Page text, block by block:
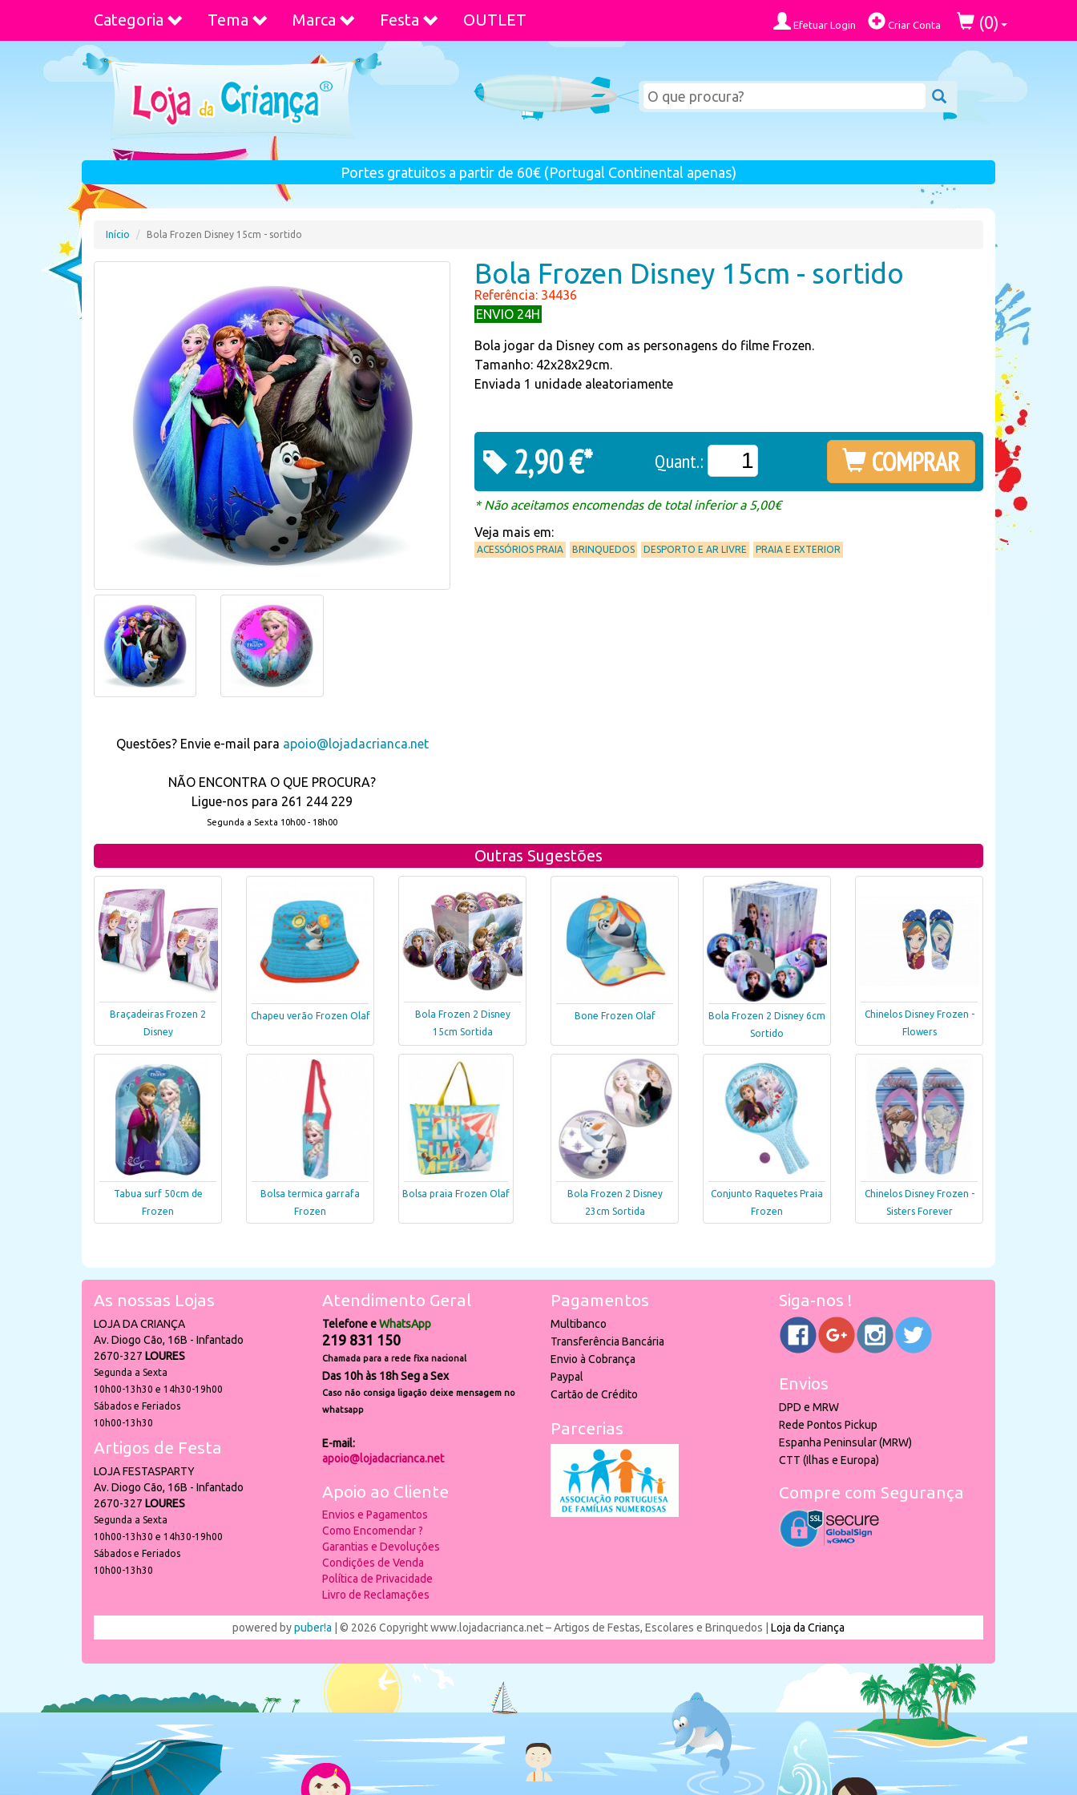
Categoria Tema Marca Festa OUTLET Efetuar Login Criar Conta (0)
Portes gratuitos a partir de 60€ (Portugal Continental apenas)
Início Bola Frozen Disney 15cm - sortido
Questões? Envie e-mail para apoio@lojadacrianca.net
NÃO ENCONTRA O QUE PROCURA?
Ligue-nos para 261 244 229
Segunda a Sexta 10h00 - 18h00
Bola Frozen Disney 15cm - sortido
Referência: 34436
ENVIO 24H
Bola jogar da Disney com as personagens do filme Frozen.
Tamanho: 42x28x29cm.
Enviada 1 unidade aleatoriamente
2,90 €* Quant.: COMPRAR
* Não aceitamos encomendas de total inferior a 5,00€
Veja mais em:
ACESSÓRIOS PRAIA BRINQUEDOS DESPORTO E AR LIVRE PRAIA E EXTERIOR
Outras Sugestões
Braçadeiras Frozen 2
Disney
Chapeu verão Frozen Olaf
Bola Frozen 2 Disney
15cm Sortida
Bone Frozen Olaf
Bola Frozen 2 Disney 6cm
Sortido
Chinelos Disney Frozen -
Flowers
Tabua surf 50cm de
Frozen
Bolsa termica garrafa
Frozen
Bolsa praia Frozen Olaf
Bola Frozen 2 Disney
23cm Sortida
Conjunto Raquetes Praia
Frozen
Chinelos Disney Frozen -
Sisters Forever
As nossas Lojas
LOJA DA CRIANÇA
Av. Diogo Cão, 16B - Infantado
2670-327 LOURES
Segunda a Sexta
10h00-13h30 e 14h30-19h00
Sábados e Feriados
10h00-13h30
Artigos de Festa
LOJA FESTASPARTY
Av. Diogo Cão, 16B - Infantado
2670-327 LOURES
Segunda a Sexta
10h00-13h30 e 14h30-19h00
Sábados e Feriados
10h00-13h30
Atendimento Geral
Telefone eWhatsApp
219 831 150
Chamada para a rede fixa nacional
Das 10h às 18h Seg a Sex
Caso não consiga ligação deixe mensagem no
whatsapp
E-mail:
apoio@lojadacrianca.net
Apoio ao Cliente
Envios e Pagamentos
Como Encomendar ?
Garantias e Devoluções
Condições de Venda
Política de Privacidade
Livro de Reclamações
Pagamentos
Multibanco
Transferência Bancária
Envio à Cobrança
Paypal
Cartão de Crédito
Parcerias
Siga-nos !
Envios
DPD e MRW
Rede Pontos Pickup
Espanha Peninsular (MRW)
CTT (Ilhas e Europa)
Compre com Segurança
powered bypuber!a | © 2026 Copyright www.lojadacrianca.net – Artigos de Festas, Escolares e Brinquedos | Loja da Criança